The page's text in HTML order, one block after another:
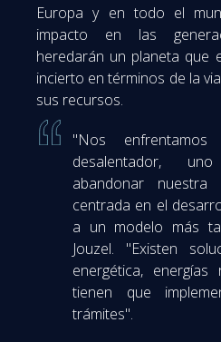
Europa y en todo el
impacto en las
heredarán un planeta que
incierto en términos de la
sus recursos.
"Nos
desalentador,
abandonar nuestra
centrada en el
a un modelo más
Jouzel.
"Existen
energética, energías
tienen que
trámites".